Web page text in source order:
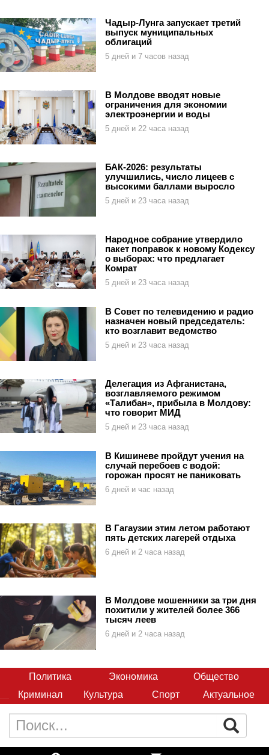
Чадыр-Лунга запускает третий
выпуск муниципальных
облигаций
5 дней и 7 часов назад
В Молдове вводят новые
ограничения для экономии
электроэнергии и воды
5 дней и 22 часа назад
БАК-2026: результаты
улучшились, число лицеев с
высокими баллами выросло
5 дней и 23 часа назад
Народное собрание утвердило
пакет поправок к новому Кодексу
о выборах: что предлагает
Комрат
5 дней и 23 часа назад
В Совет по телевидению и радио
назначен новый председатель:
кто возглавит ведомство
5 дней и 23 часа назад
Делегация из Афганистана,
возглавляемого режимом
«Талибан», прибыла в Молдову:
что говорит МИД
5 дней и 23 часа назад
В Кишиневе пройдут учения на
случай перебоев с водой:
горожан просят не паниковать
6 дней и час назад
В Гагаузии этим летом работают
пять детских лагерей отдыха
6 дней и 2 часа назад
В Молдове мошенники за три дня
похитили у жителей более 366
тысяч леев
6 дней и 2 часа назад
Политика Экономика
Общество
Криминал
Культура Спорт Актуальное